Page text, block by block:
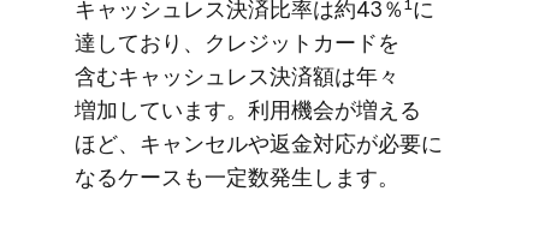
キャッシュレス決済比率は​約43％ に​
達しており、​クレジットカードを​
含むキャッシュレス決済額は​年々​
増加しています。​利用機会が​増える​
ほど、​キャンセルや​返金対応が​必要に​
なる​ケースも​一定数発生します。